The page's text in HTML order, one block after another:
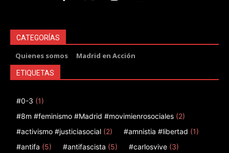
CATEGORÍAS
Quienes somos Madrid en Acción
ETIQUETAS
#0-3 (1)
#8m #feminismo #Madrid #movimienrosociales (2)
#activismo #justiciasocial (2) #amnistia #libertad (1)
#antifa (5) #antifascista (5) #carlosvive (3)